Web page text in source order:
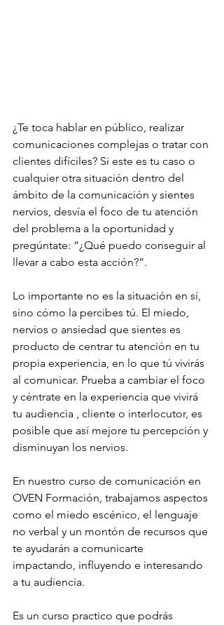
¿Te toca hablar en público, realizar
comunicaciones complejas o tratar con
clientes difíciles? Si este es tu caso o
cualquier otra situación dentro del
ámbito de la comunicación y sientes
nervios, desvía el foco de tu atención
del problema a la oportunidad y
pregúntate: “¿Qué puedo conseguir al
llevar a cabo esta acción?”.
Lo importante no es la situación en sí,
sino cómo la percibes tú. El miedo,
nervios o ansiedad que sientes es
producto de centrar tu atención en tu
propia experiencia, en lo que tú vivirás
al comunicar. Prueba a cambiar el foco
y céntrate en la experiencia que vivirá
tu audiencia , cliente o interlocutor, es
posible que así mejore tu percepción y
disminuyan los nervios.
En nuestro curso de comunicación en
OVEN Formación, trabajamos aspectos
como el miedo escénico, el lenguaje
no verbal y un montón de recursos que
te ayudarán a comunicarte
impactando, influyendo e interesando
a tu audiencia.
Es un curso practico que podrás